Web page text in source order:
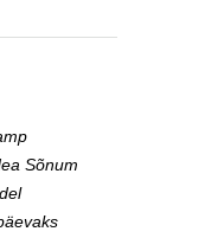
Sõnum